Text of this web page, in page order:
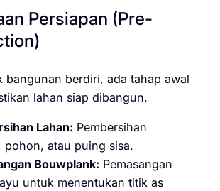
Persiapan (Pre-
bangunan berdiri, ada tahap awal
lahan siap dibangun.
Lahan: Pembersihan
pohon, atau puing sisa.
Bouwplank: Pemasangan
untuk menentukan titik as